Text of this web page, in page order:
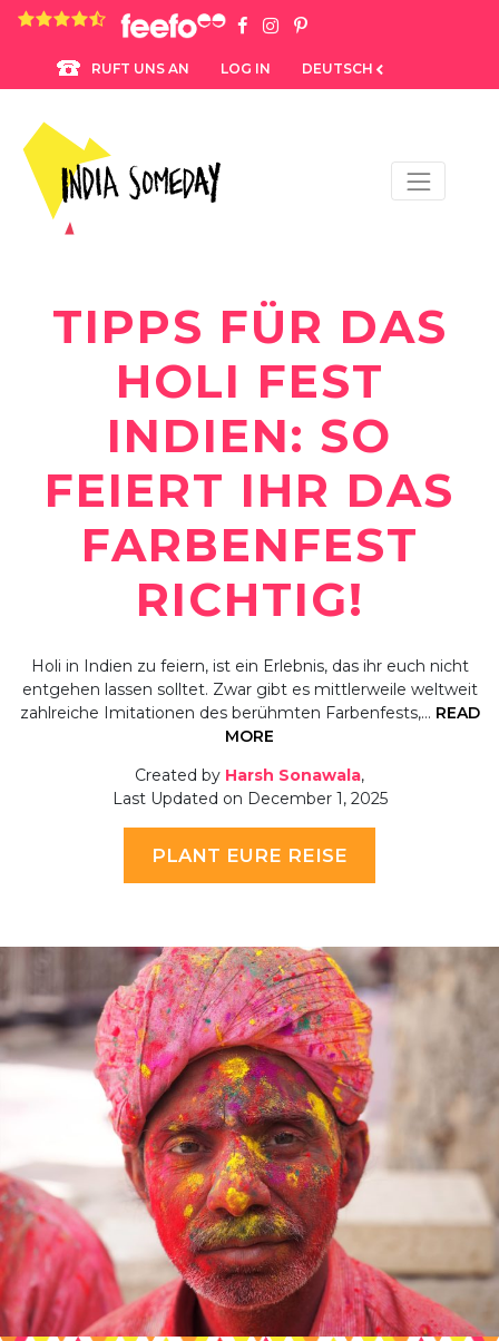
4.8 rating based on 1,234 ratings
RUFT UNS AN LOG IN DEUTSCH
TIPPS FÜR DAS
HOLI FEST
INDIEN: SO
FEIERT IHR DAS
FARBENFEST
RICHTIG!
Holi in Indien zu feiern, ist ein Erlebnis, das ihr euch nicht
entgehen lassen solltet. Zwar gibt es mittlerweile weltweit
zahlreiche Imitationen des berühmten Farbenfests,… READ
MORE
Created by Harsh Sonawala,
Last Updated on December 1, 2025
PLANT EURE REISE